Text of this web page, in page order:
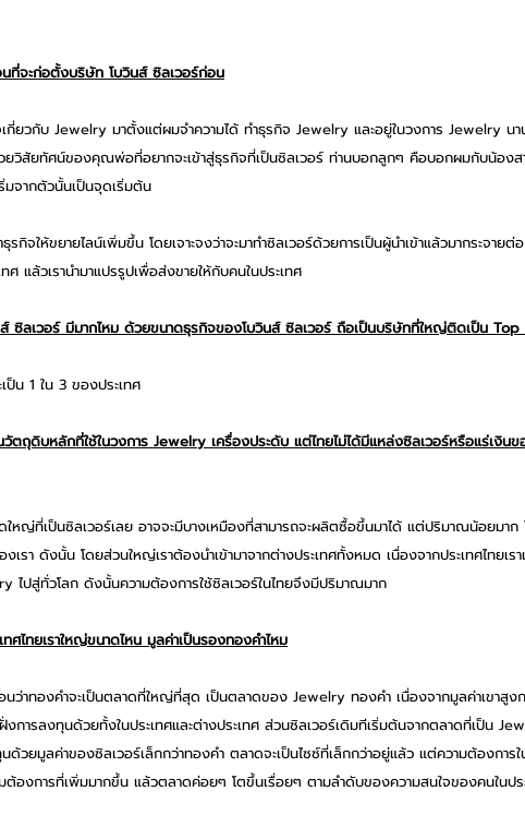
ที่จะก่อตั้งบริษัท โบวินส์ ซิลเวอร์ก่อน
ยวกับ Jewelry มาตั้งแต่ผมจำความได้ ทำธุรกิจ Jewelry และอยู่ในวงการ Jewelry นา
วิสัยทัศน์ของคุณพ่อที่อยากจะเข้าสู่ธุรกิจที่เป็นซิลเวอร์ ท่านบอกลูกๆ คือบอกผมกับน้องส
ริ่มจากตัวนั้นเป็นจุดเริ่มต้น
จให้ขยายไลน์เพิ่มขึ้น โดยเจาะจงว่าจะมาทำซิลเวอร์ด้วยการเป็นผู้นำเข้าแล้วมากระจายต่
ทศ แล้วเรานำมาแปรรูปเพื่อส่งขายให้กับคนในประเทศ
ซิลเวอร์ มีมากไหม ด้วยขนาดธุรกิจของโบวินส์ ซิลเวอร์ ถือเป็นบริษัทที่ใหญ่ติดเป็น
น 1 ใน 3 ของประเทศ
นวัตถุดิบหลักที่ใช้ในวงการ Jewelry เครื่องประดับ แต่ไทยไม่ได้มีแหล่งซิลเวอร์หรือแร่เงินข
ดใหญ่ที่เป็นซิลเวอร์เลย อาจจะมีบางเหมืองที่สามารถจะผลิตซื้อขึ้นมาได้ แต่ปริมาณน้อยมา
เรา ดังนั้น โดยส่วนใหญ่เราต้องนำเข้ามาจากต่างประเทศทั้งหมด เนื่องจากประเทศไทยเร
ไปสู่ทั่วโลก ดังนั้นความต้องการใช้ซิลเวอร์ในไทยจึงมีปริมาณมาก
ทศไทยเราใหญ่ขนาดไหน มูลค่าเป็นรองทองคําไหม
ว่าทองคำจะเป็นตลาดที่ใหญ่ที่สุด เป็นตลาดของ Jewelry ทองคำ เนื่องจากมูลค่าเขาสูงก
ารลงทุนด้วยทั้งในประเทศและต่างประเทศ ส่วนซิลเวอร์เดิมทีเริ่มต้นจากตลาดที่เป็น
ด้วยมูลค่าของซิลเวอร์เล็กกว่าทองคำ ตลาดจะเป็นไซซ์ที่เล็กกว่าอยู่แล้ว แต่ความต้องการ
องการที่เพิ่มมากขึ้น แล้วตลาดค่อยๆ โตขึ้นเรื่อยๆ ตามลำดับของความสนใจของคนในประ